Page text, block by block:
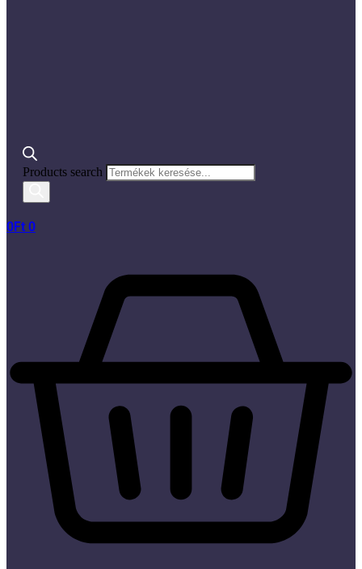
Products search
0Ft 0